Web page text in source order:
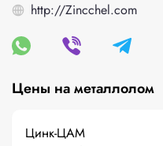
http://Zincchel.com
Цены на металлолом
Цинк-ЦАМ